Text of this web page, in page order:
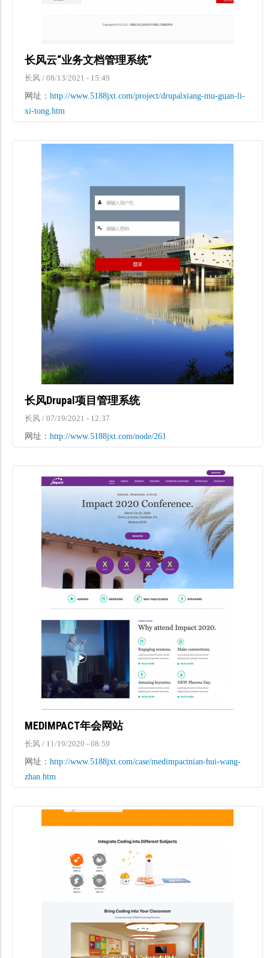
长风云“业务文档管理系统”
长风 / 08/13/2021 - 15:49
网址： http://www.5188jxt.com/project/drupalxiang-mu-guan-li-
xi-tong.htm
长风Drupal项目管理系统
长风 / 07/19/2021 - 12:37
网址： http://www.5188jxt.com/node/261
MEDIMPACT年会网站
长风 / 11/19/2020 - 08:59
网址： http://www.5188jxt.com/case/medimpactnian-hui-wang-
zhan.htm